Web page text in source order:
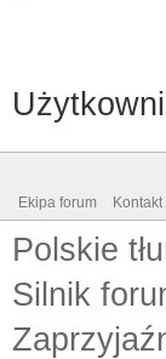
Ekipa forum Kontakt
Polskie
Silnik